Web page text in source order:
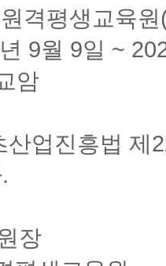
격평생교육
9월 9일 ~
암
산업진흥법 제
장